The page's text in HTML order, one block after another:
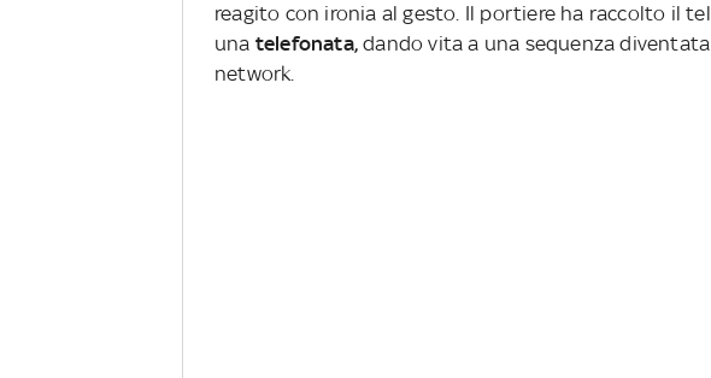
reagito con ironia al gesto. Il portiere ha raccolto il
una telefonata, dando vita a una sequenza
network.